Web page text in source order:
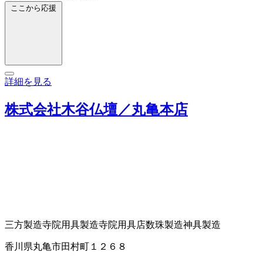
ここから応援
詳細を見る
株式会社木谷仏壇／丸亀本店
三方製造寺院用具製造寺院用具店数珠製造神具製造
香川県丸亀市田村町１２６８